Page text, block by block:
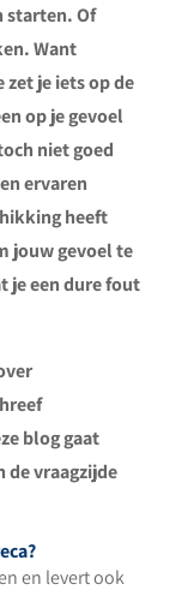
starten. Of
Want
je iets op de
op je gevoel
niet goed
ervaren
heeft
jouw gevoel te
je een dure fout
blog gaat
vraagzijde
en levert ook